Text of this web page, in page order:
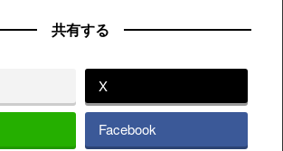
共有する
X
Facebook